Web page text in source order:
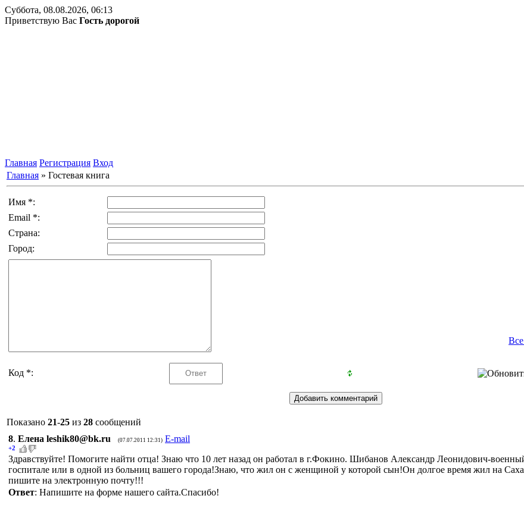
Суббота, 08.08.2026, 06:13
Приветствую Вас Гость дорогой
Главная Регистрация Вход
Главная » Гостевая книга
Имя *:
Email *:
Страна:
Город:
Код *:
Показано 21-25 из 28 сообщений
8. Елена leshik80@bk.ru (07.07.2011 12:31) E-mail
+2
Здравствуйте! Помогите найти отца! Знаю что 10 лет назад он работал в г.Фокино. Шибанов Александр Леонидович-
госпитале или в одной из больниц вашего города!Знаю, что жил он с женщиной у которой сын!Он долгое время жил на
пишите на электронную почту!!!
Ответ: Напишите на форме нашего сайта.Спасибо!